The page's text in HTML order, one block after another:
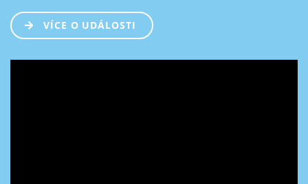
VÍCE O UDÁLOSTI